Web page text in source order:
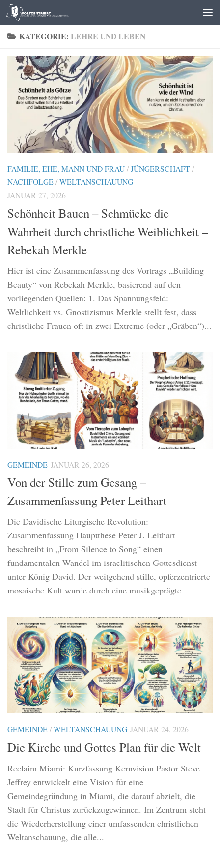
Zum Inhalt springen
KATEGORIE: LEHRE UND LEBEN
FAMILIE, EHE, MANN UND FRAU/JÜNGERSCHAFT/
NACHFOLGE/WELTANSCHAUUNG
JANUAR 27, 2026
Schönheit Bauen – Schmücke die
Wahrheit durch christliche Weiblichkeit –
Rebekah Merkle
Hier ist eine Zusammenfassung des Vortrags „Building
Beauty“ von Rebekah Merkle, basierend auf den
vorliegenden Quellen: 1. Das Spannungsfeld:
Weltlichkeit vs. Gnostizismus Merkle stellt fest, dass
christliche Frauen oft in zwei Extreme (oder „Gräben“)...
GEMEINDE JANUAR 26, 2026
Von der Stille zum Gesang –
Zusammenfassung Peter Leithart
Die Davidische Liturgische Revolution:
Zusammenfassung Hauptthese Peter J. Leithart
beschreibt in „From Silence to Song“ einen
fundamentalen Wandel im israelitischen Gottesdienst
unter König David. Der weitgehend stille, opferzentrierte
mosaische Kult wurde durch eine musikgeprägte...
GEMEINDE/WELTANSCHAUUNG JANUAR 24, 2026
Die Kirche und Gottes Plan für die Welt
Reclaim Miami: Kurzfassung Kernvision Pastor Steve
Jeffrey entwickelt eine Vision für eine
Gemeindegründung in Miami, die darauf abzielt, die
Stadt für Christus zurückzugewinnen. Im Zentrum steht
die Wiederherstellung einer umfassenden christlichen
Weltanschauung, die alle...